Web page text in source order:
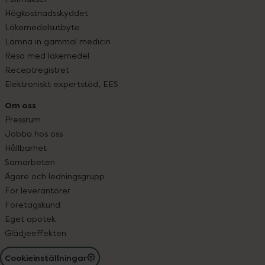
Högkostnadsskyddet
Läkemedelsutbyte
Lämna in gammal medicin
Resa med läkemedel
Receptregistret
Elektroniskt expertstöd, EES
Om oss
Pressrum
Jobba hos oss
Hållbarhet
Samarbeten
Ägare och ledningsgrupp
För leverantörer
Företagskund
Eget apotek
Glädjeeffekten
Cookieinställningar